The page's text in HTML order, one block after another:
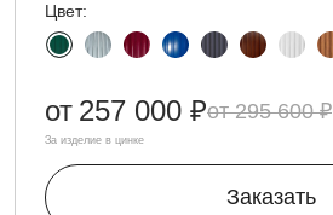
Цвет:
295 600 ₽
от 257 000 ₽
За изделие в цинке
Заказать